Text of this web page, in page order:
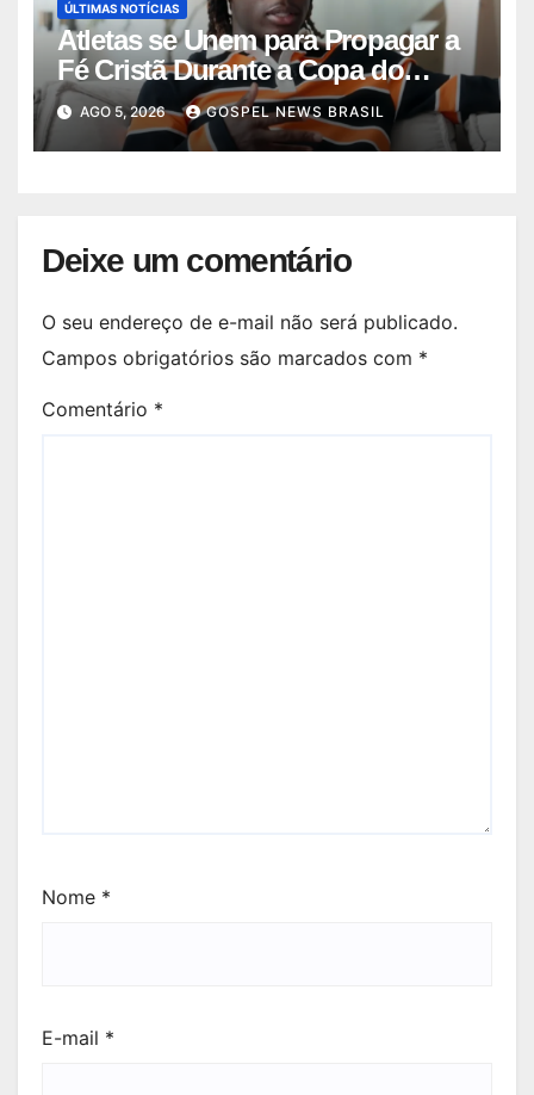
ÚLTIMAS NOTÍCIAS
Atletas se Unem para Propagar a
Fé Cristã Durante a Copa do
Mundo
AGO 5, 2026 GOSPEL NEWS BRASIL
Deixe um comentário
O seu endereço de e-mail não será publicado.
Campos obrigatórios são marcados com *
Comentário *
Nome *
E-mail *